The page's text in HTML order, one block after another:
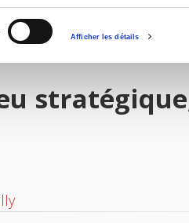
Afficher les détails